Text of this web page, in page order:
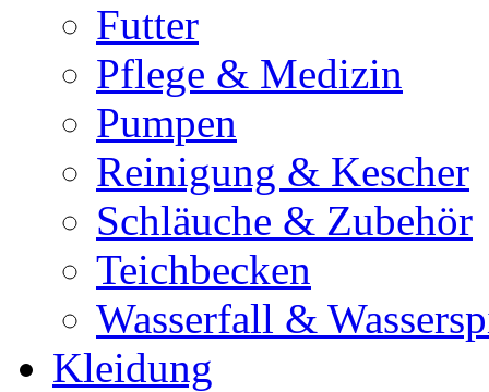
Futter
Pflege & Medizin
Pumpen
Reinigung & Kescher
Schläuche & Zubehör
Teichbecken
Wasserfall &
Kleidung